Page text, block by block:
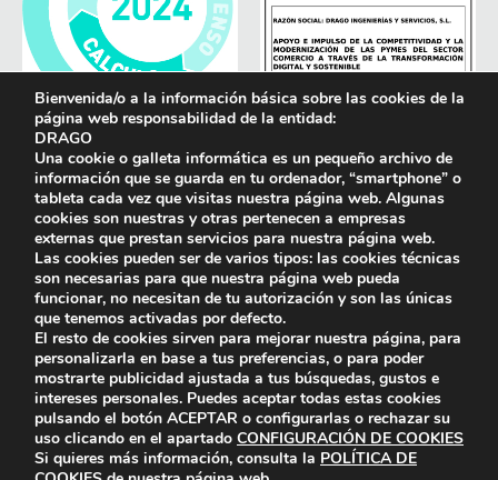
Bienvenida/o a la información básica sobre las cookies de la
página web responsabilidad de la entidad:
DRAGO
Una cookie o galleta informática es un pequeño archivo de
información que se guarda en tu ordenador, “smartphone” o
tableta cada vez que visitas nuestra página web. Algunas
cookies son nuestras y otras pertenecen a empresas
externas que prestan servicios para nuestra página web.
Las cookies pueden ser de varios tipos: las cookies técnicas
son necesarias para que nuestra página web pueda
funcionar, no necesitan de tu autorización y son las únicas
que tenemos activadas por defecto.
El resto de cookies sirven para mejorar nuestra página, para
personalizarla en base a tus preferencias, o para poder
mostrarte publicidad ajustada a tus búsquedas, gustos e
intereses personales. Puedes aceptar todas estas cookies
pulsando el botón ACEPTAR o configurarlas o rechazar su
uso clicando en el apartado CONFIGURACIÓN DE COOKIES
Si quieres más información, consulta la POLÍTICA DE